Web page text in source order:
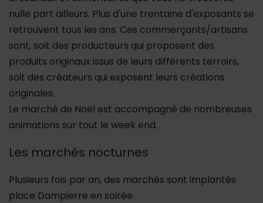
nulle part ailleurs. Plus d'une trentaine d'exposants se
retrouvent tous les ans. Ces commerçants/artisans
sont, soit des producteurs qui proposent des
produits originaux issus de leurs différents terroirs,
soit des créateurs qui exposent leurs créations
originales.
Le marché de Noël est accompagné de nombreuses
animations sur tout le week end.
Les marchés nocturnes
Plusieurs fois par an, des marchés sont implantés
place Dampierre en soirée.